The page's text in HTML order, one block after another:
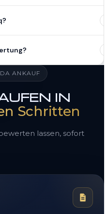
ANKAUF
IN
Schritten
lassen, sofort